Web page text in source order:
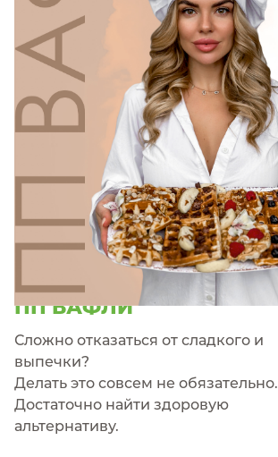
гайд
ПП ВАФЛИ
Сложно отказаться от сладкого и
выпечки?
Делать это совсем не обязательно.
Достаточно найти здоровую
альтернативу.